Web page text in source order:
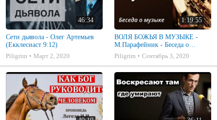
46:34
Сети дьявола - Олег Артемьев
(Екклесиаст 9:12)
Piligrim
Март 2, 2020
1:19:55
ВОЛЯ БОЖЬЯ В МУЗЫКЕ -
М.Парафейник - Беседа о
музыке 2
Piligrim Сентябрь 3, 2020